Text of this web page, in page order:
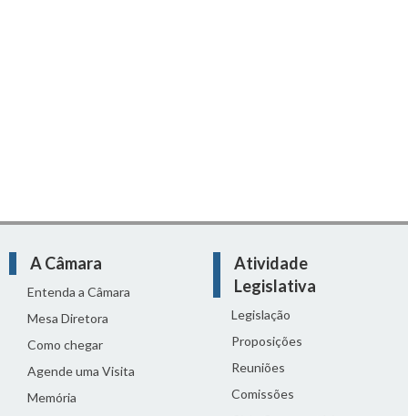
A Câmara
Entenda a Câmara
Mesa Diretora
Como chegar
Agende uma Visita
Memória
Atividade
Legislativa
Legislação
Proposições
Reuniões
Comissões